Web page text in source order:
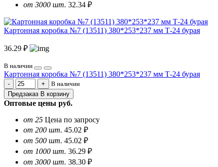
от 3000 шт. 32.34 ₽
Картонная коробка №7 (13511) 380*253*237 мм Т-24 бурая
36.29 ₽
В наличии
Картонная коробка №7 (13511) 380*253*237 мм Т-24 бурая
В наличии
Предзаказ В корзину
Оптовые цены руб.
от 25 Цена по запросу
от 200 шт. 45.02 ₽
от 500 шт. 45.02 ₽
от 1000 шт. 36.29 ₽
от 3000 шт. 38.30 ₽